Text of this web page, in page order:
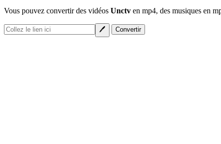
Vous pouvez convertir des vidéos Unctv en mp4, des musiques en